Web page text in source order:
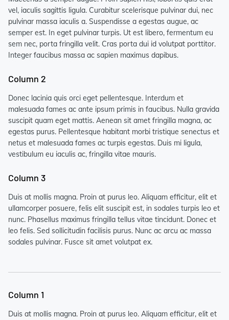
vel, iaculis sagittis ligula. Curabitur scelerisque pulvinar dui, nec
pulvinar massa iaculis a. Suspendisse a egestas augue, ac
semper est. In eget pulvinar turpis. Ut est libero, fermentum eu
sem nec, porta fringilla velit. Cras porta dui id volutpat porttitor.
Integer faucibus massa ac sapien maximus dapibus.
Column 2
Donec lacinia quis orci eget pellentesque. Interdum et
malesuada fames ac ante ipsum primis in faucibus. Nulla gravida
suscipit quam eget mattis. Aenean sit amet fringilla magna, ac
egestas purus. Pellentesque habitant morbi tristique senectus et
netus et malesuada fames ac turpis egestas. Duis mi ligula,
vestibulum eu iaculis ac, fringilla vitae mauris.
Column 3
Duis at mollis magna. Proin at purus leo. Aliquam efficitur, elit et
ullamcorper posuere, felis elit suscipit est, in sodales turpis leo et
nunc. Phasellus maximus fringilla tellus vitae tincidunt. Donec et
leo felis. Sed sollicitudin facilisis purus. Nunc ac arcu ac massa
sodales pulvinar. Fusce sit amet volutpat ex.
Column 1
Duis at mollis magna. Proin at purus leo. Aliquam efficitur, elit et